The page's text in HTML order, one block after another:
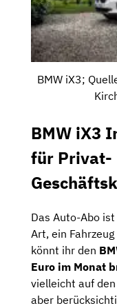
BMW iX3;
BMW iX3
für Privat-
Das Auto-Abo
Art, ein
könnt ihr den
Euro im Monat
vielleicht auf
aber